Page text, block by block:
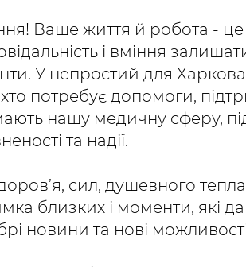
Ваше життя й робота -
і вміння
У непростий для
потребує допомоги,
нашу медичну сферу,
та надії.
сил, душевного тепла
близких і моменти, які
новини та нові